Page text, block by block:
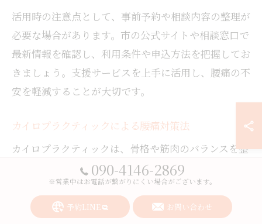
活用時の注意点として、事前予約や相談内容の整理が
必要な場合があります。市の公式サイトや相談窓口で
最新情報を確認し、利用条件や申込方法を把握してお
きましょう。支援サービスを上手に活用し、腰痛の不
安を軽減することが大切です。
カイロプラクティックによる腰痛対策法
カイロプラクティックは、骨格や筋肉のバランスを整
えることで腰痛を根本から改善する手法として注目さ
れています。岩国市内にもカイロプラクティックを専
門とする施設があり、慢性的な腰痛や姿勢の歪みを抱
090-4146-2869
※営業中はお電話が繋がりにくい場合がございます。
予約LINE お問い合わせ